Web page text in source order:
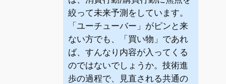
絞って未来予測をしています。
「ユーチューバー」がピンと来
ない方でも、「買い物」であれ
ば、すんなり内容が入ってくる
のではないでしょうか。技術進
歩の過程で、見直される共通の